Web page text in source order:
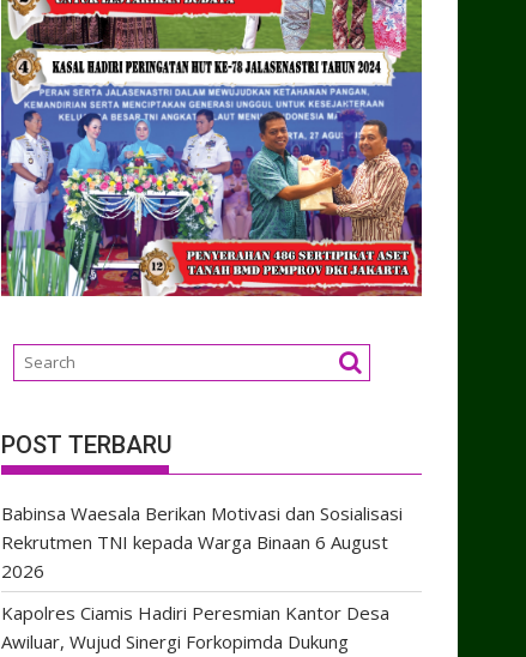
POST TERBARU
Babinsa Waesala Berikan Motivasi dan Sosialisasi
Rekrutmen TNI kepada Warga Binaan 6 August
2026
Kapolres Ciamis Hadiri Peresmian Kantor Desa
Awiluar, Wujud Sinergi Forkopimda Dukung